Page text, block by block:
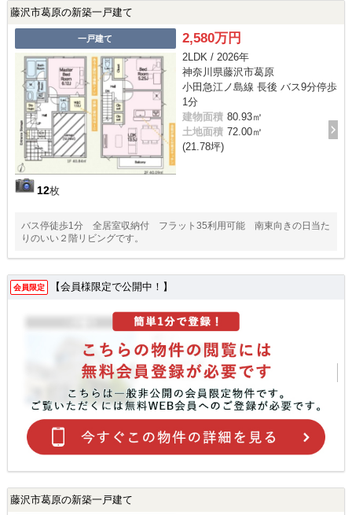
藤沢市葛原の新築一戸建て
一戸建て
12枚
2,580万円
2LDK / 2026年
神奈川県藤沢市葛原
小田急江ノ島線 長後 バス9分停歩
1分
建物面積 80.93㎡
土地面積 72.00㎡
(21.78坪)
バス停徒歩1分 全居室収納付 フラット35利用可能 南東向きの日当た
りのいい２階リビングです。
会員限定 【会員様限定で公開中！】
藤沢市葛原の新築一戸建て